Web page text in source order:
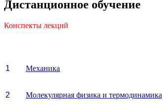
Дистанционное обучение
Конспекты лекций
1 Механика
2 Молекулярная физика и термодинамика